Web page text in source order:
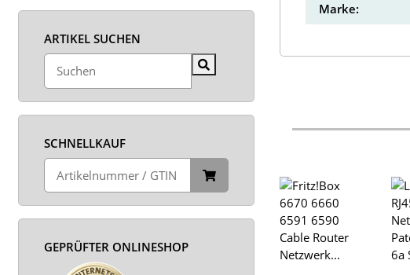
Marke:
ARTIKEL SUCHEN
SCHNELLKAUF
GEPRÜFTER ONLINESHOP